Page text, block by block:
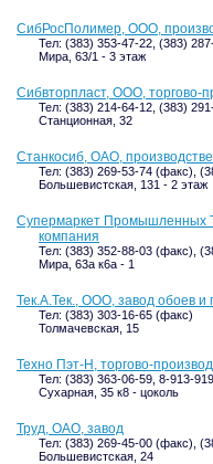
СибРосПолимер, ООО,
Тел: (383) 353-47-22, (383)
Мира, 63/1 - 3 этаж
Сибвторпласт, ООО, торгово-
Тел: (383) 214-64-12, (383)
Станционная, 32
Станкосиб, ОАО,
Тел: (383) 269-53-74 (факс),
Большевистская, 131 - 2 этаж
Супермаркет Промышленных
компания
Тел: (383) 352-88-03 (факс),
Мира, 63а к6а - 1
Тек.А.Тек., ООО, завод обоев и
Тел: (383) 303-16-65 (факс)
Толмачевская, 15
Техно Пэт-Н, торгово-
Тел: (383) 363-06-59, 8-913-
Сухарная, 35 к8 - цоколь
Труд, ОАО, завод
Тел: (383) 269-45-00 (факс),
Большевистская, 24